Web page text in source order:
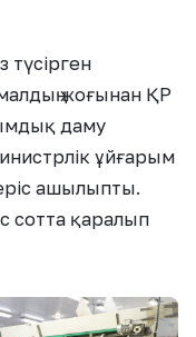
түсірген
жоғынан ҚР
даму
ұйғарым
ашылыпты.
сотта қаралып